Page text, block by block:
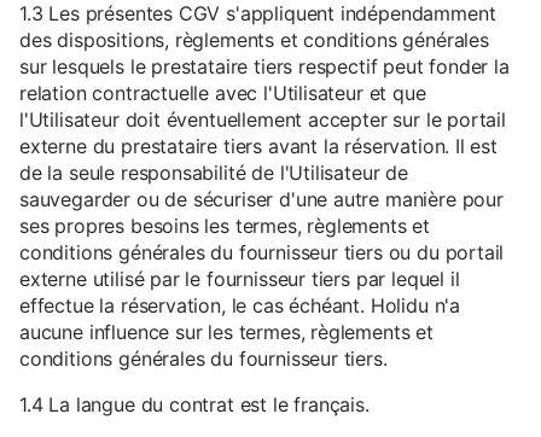
1.3 Les présentes CGV s'appliquent indépendamment
des dispositions, règlements et conditions générales
sur lesquels le prestataire tiers respectif peut fonder la
relation contractuelle avec l'Utilisateur et que
l'Utilisateur doit éventuellement accepter sur le portail
externe du prestataire tiers avant la réservation. Il est
de la seule responsabilité de l'Utilisateur de
sauvegarder ou de sécuriser d'une autre manière pour
ses propres besoins les termes, règlements et
conditions générales du fournisseur tiers ou du portail
externe utilisé par le fournisseur tiers par lequel il
effectue la réservation, le cas échéant. Holidu n'a
aucune influence sur les termes, règlements et
conditions générales du fournisseur tiers.
1.4 La langue du contrat est le français.